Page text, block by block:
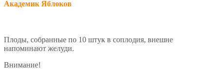
Академик Яблоков
Плоды, собранные по 10 штук в соплодия, внешне
напоминают желуди.
Внимание!